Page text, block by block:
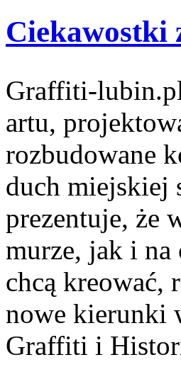
Ciekawostki
Graffiti-
artu,
rozbudowane
duch miejskiej
prezentuje, że
murze, jak i na
chcą kreować,
nowe kierunki
Graffiti i